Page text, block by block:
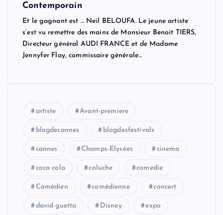
Contemporain
Et le gagnant est … Neil BELOUFA. Le jeune artiste
s’est vu remettre des mains de Monsieur Benoit TIERS,
Directeur général AUDI FRANCE et de Madame
Jennyfer Flay, commissaire générale…
artiste Avant-premiere
blogdecannes blogdesfestivals
cannes Champs-Elysées cinema
coca cola coluche comedie
Comédien comédienne concert
david guetta Disney expo